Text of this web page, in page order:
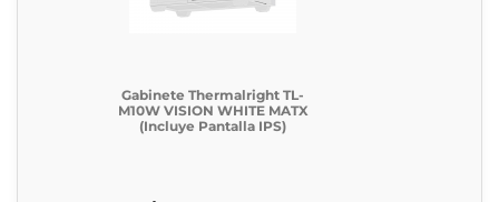
Gabinete Thermalright TL-
M10W VISION WHITE MATX
(Incluye Pantalla IPS)